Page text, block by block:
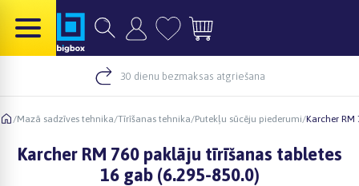
30 dienu bezmaksas atgriešana
/Mazā sadzīves tehnika/Tīrīšanas tehnika/Putekļu sūcēju piederumi/Karcher RM
Karcher RM 760 paklāju tīrīšanas tabletes
16 gab (6.295-850.0)